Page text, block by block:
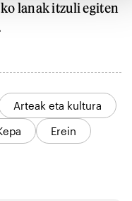
lanak itzuli egiten
Arteak eta kultura
Erein